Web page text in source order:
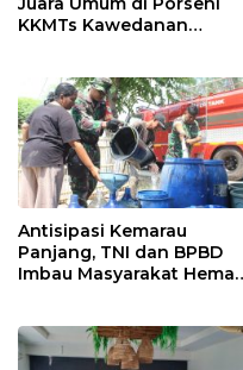
KKMTs Kawedanan
Antisipasi Kemarau
Panjang, TNI dan BPBD
Imbau Masyarakat Hemat